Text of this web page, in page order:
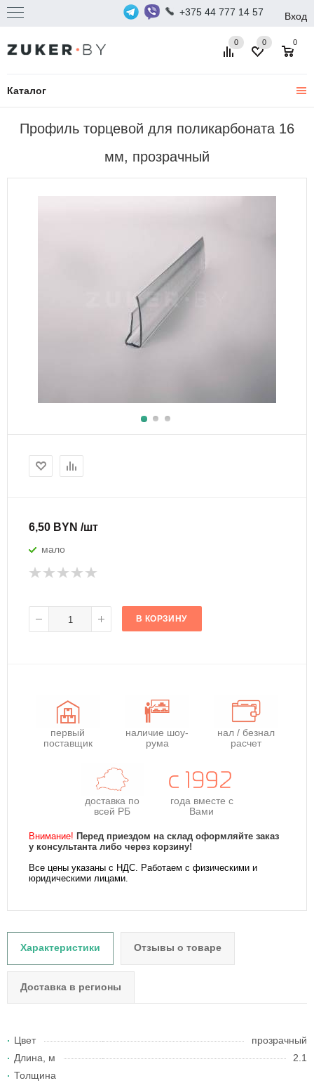
+375 44 777 14 57 Вход
Каталог
0 0
0
Профиль торцевой для поликарбоната 16
мм, прозрачный
6,50 BYN /шт
мало
В КОРЗИНУ
первый
поставщик
наличие шоу-
рума
нал / безнал
расчет
доставка по
всей РБ
года вместе с
Вами
Внимание! Перед приездом на склад оформляйте заказ
у консультанта либо через корзину!
Все цены указаны с НДС. Работаем с физическими и
юридическими лицами.
Характеристики Отзывы о товаре
Доставка в регионы
Цвет
прозрачный
Длина, м
2.1
Толщина